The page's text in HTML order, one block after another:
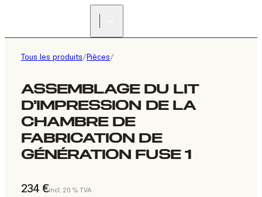
Tous les produits/Pièces/
ASSEMBLAGE DU LIT
D’IMPRESSION DE LA
CHAMBRE DE
FABRICATION DE
GÉNÉRATION FUSE 1
234 €incl. 20 % TVA